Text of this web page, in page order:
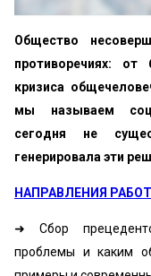
Общество
противоречиях:
кризиса
мы называем
сегодня не
генерировала эти
НАПРАВЛЕНИЯ
➜ Сбор
проблемы и каким